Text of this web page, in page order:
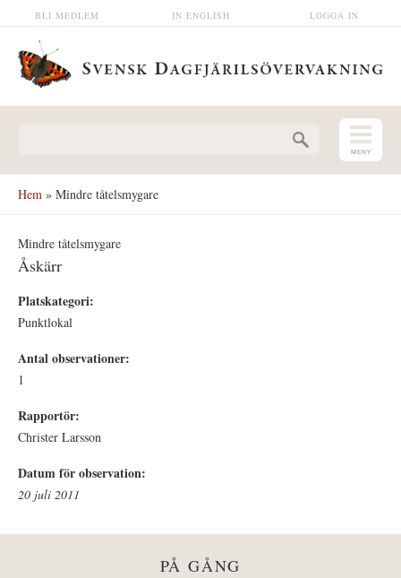
Hoppa till huvudinnehåll LOGGA IN
IN ENGLISH
BLI MEDLEM
Hem » Mindre tåtelsmygare
Mindre tåtelsmygare
Åskärr
Platskategori:
Punktlokal
Antal observationer:
1
Rapportör:
Christer Larsson
Datum för observation:
20 juli 2011
PÅ GÅNG